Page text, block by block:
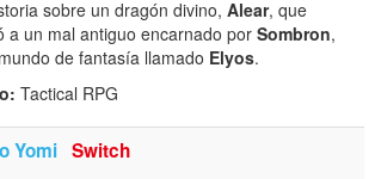
sobre un dragón divino,Alear, que
a un mal antiguo encarnado porSombron,
de fantasía llamado Elyos.
Tactical RPG
Yomi Switch